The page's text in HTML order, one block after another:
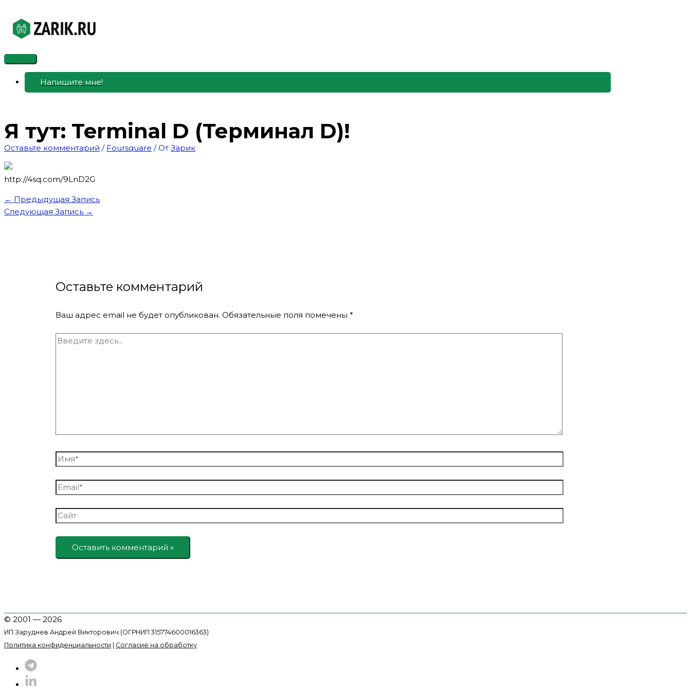
содержимому
Главное
меню
Напишите мне!
Я тут: Terminal D (Терминал D)!
Оставьте комментарий / Foursquare / От Зарик
http://4sq.com/9LnD2G
← Предыдущая Запись
Следующая Запись →
Оставьте комментарий
Ваш адрес email не будет опубликован. Обязательные поля помечены*
Введите
Имя*
Email*
Сайт
© 2001 — 2026
ИП Заруднев Андрей Викторович (ОГРНИП 315774600016363)
Политика конфиденциальности
Согласие на обработку